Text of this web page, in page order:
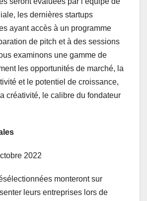
les dernières startups
ayant accès à un programme
de pitch et à des sessions
examinons une gamme de
les opportunités de marché, la
et le potentiel de croissance,
créativité, le calibre du fondateur
2022
monteront sur
leurs entreprises lors de